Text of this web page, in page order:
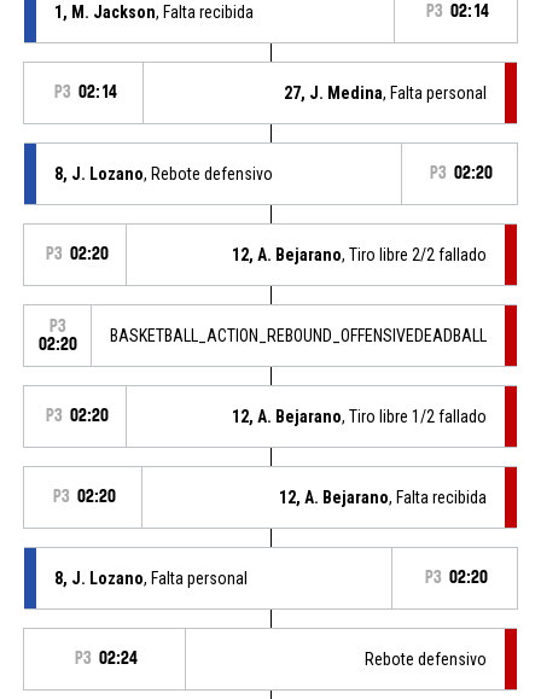
1, M. Jackson, Falta recibida P3 02:14
P3 02:14 27, J. Medina, Falta personal
8, J. Lozano, Rebote defensivo P3 02:20
P3 02:20 12, A. Bejarano, Tiro libre 2/2 fallado
P3
02:20
BASKETBALL_ACTION_REBOUND_OFFENSIVEDEADBALL
P3 02:20 12, A. Bejarano, Tiro libre 1/2 fallado
P3 02:20 12, A. Bejarano, Falta recibida
8, J. Lozano, Falta personal P3 02:20
P3 02:24 Rebote defensivo